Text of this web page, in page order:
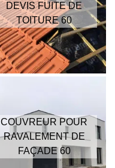
DEVIS FUITE DE
TOITURE 60
COUVREUR POUR
RAVALEMENT DE
FAÇADE 60